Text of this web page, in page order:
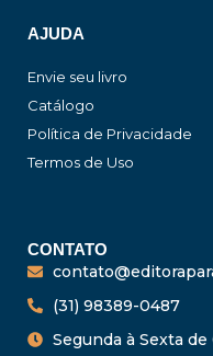
AJUDA
Envie seu livro
Catálogo
Política de Privacidade
Termos de Uso
CONTATO
(31) 98389-0487
Segunda à Sexta de